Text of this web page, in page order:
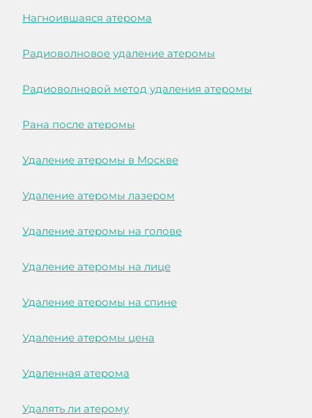
Нагноившаяся атерома
Радиоволновое удаление атеромы
Радиоволновой метод удаления атеромы
Рана после атеромы
Удаление атеромы в Москве
Удаление атеромы лазером
Удаление атеромы на голове
Удаление атеромы на лице
Удаление атеромы на спине
Удаление атеромы цена
Удаленная атерома
Удалять ли атерому